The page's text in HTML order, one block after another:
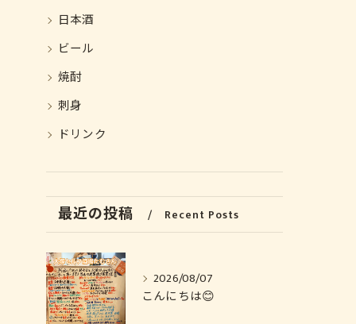
日本酒
ビール
焼酎
刺身
ドリンク
最近の投稿 Recent Posts
2026/08/07
こんにちは😊